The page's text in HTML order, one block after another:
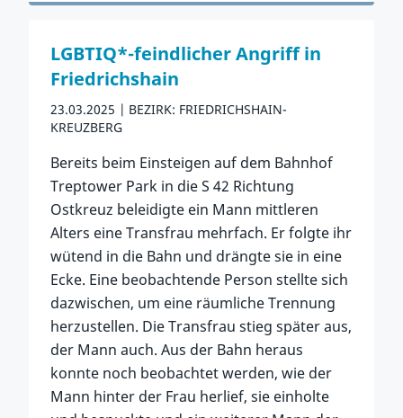
LGBTIQ*-feindlicher Angriff in
Friedrichshain
23.03.2025
BEZIRK: FRIEDRICHSHAIN-
KREUZBERG
Bereits beim Einsteigen auf dem Bahnhof
Treptower Park in die S 42 Richtung
Ostkreuz beleidigte ein Mann mittleren
Alters eine Transfrau mehrfach. Er folgte ihr
wütend in die Bahn und drängte sie in eine
Ecke. Eine beobachtende Person stellte sich
dazwischen, um eine räumliche Trennung
herzustellen. Die Transfrau stieg später aus,
der Mann auch. Aus der Bahn heraus
konnte noch beobachtet werden, wie der
Mann hinter der Frau herlief, sie einholte